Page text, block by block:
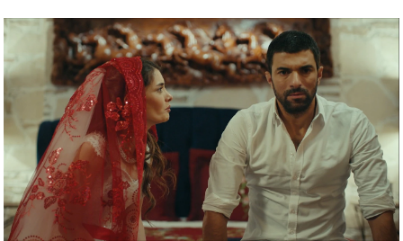
Nova
Madrid
Publicado: 29 de enero de 2022, 23:24